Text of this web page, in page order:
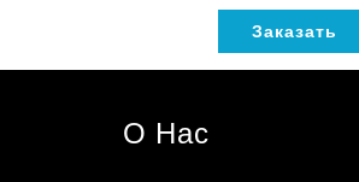
Заказать
О Нас